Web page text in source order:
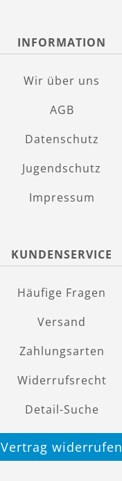
INFORMATION
Wir über uns
AGB
Datenschutz
Jugendschutz
Impressum
KUNDENSERVICE
Häufige Fragen
Versand
Zahlungsarten
Widerrufsrecht
Detail-Suche
Vertrag widerrufen